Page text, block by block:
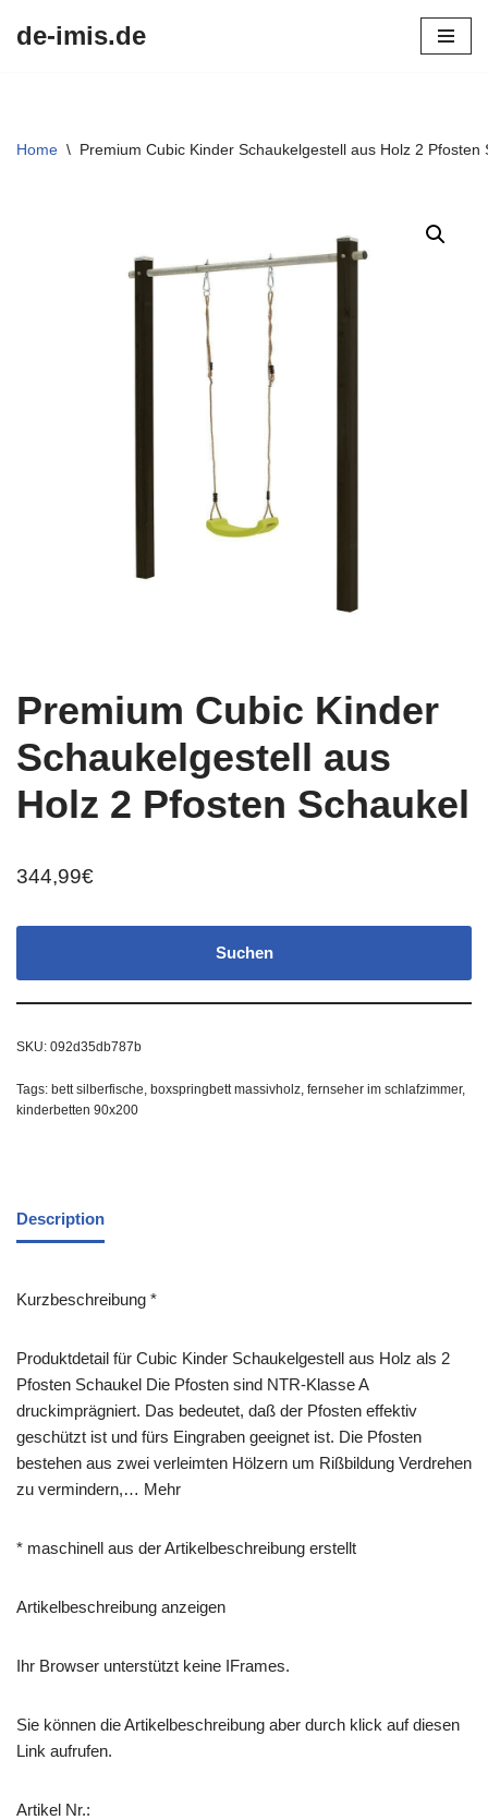
de-imis.de
Home \ Premium Cubic Kinder Schaukelgestell aus Holz 2 Pfosten
Premium Cubic Kinder
Schaukelgestell aus
Holz 2 Pfosten Schaukel
344,99€
Suchen
SKU: 092d35db787b
Tags: bett silberfische, boxspringbett massivholz, fernseher im schlafzimmer,
kinderbetten 90x200
Description
Kurzbeschreibung *
Produktdetail für Cubic Kinder Schaukelgestell aus Holz als 2
Pfosten Schaukel Die Pfosten sind NTR-Klasse A
druckimprägniert. Das bedeutet, daß der Pfosten effektiv
geschützt ist und fürs Eingraben geeignet ist. Die Pfosten
bestehen aus zwei verleimten Hölzern um Rißbildung Verdrehen
zu vermindern,… Mehr
* maschinell aus der Artikelbeschreibung erstellt
Artikelbeschreibung anzeigen
Ihr Browser unterstützt keine IFrames.
Sie können die Artikelbeschreibung aber durch klick auf diesen
Link aufrufen.
Artikel Nr.: